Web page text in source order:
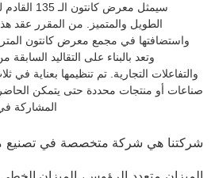
سيمثل معرض
واستضافتها في مجمع معرض كانتون
وتعد بالبناء على التقاليد
والتفاعلات التجارية. تم تنظيمها بعناية
صناعات أو منتجات محددة حتى يتمكن
شركتنا هي شركة متخصصة في تصنيع